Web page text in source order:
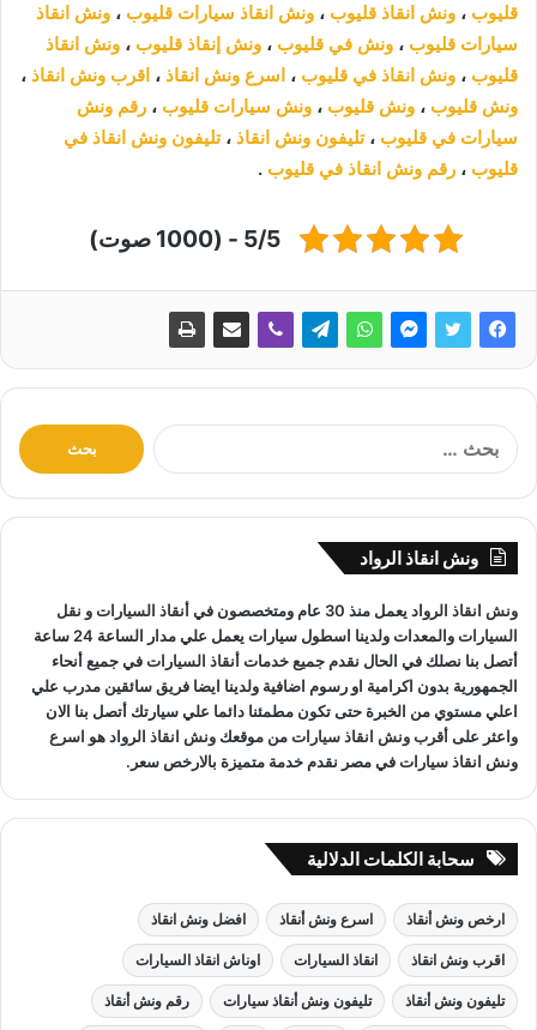
قليوب ، ونش انقاذ قليوب ، ونش انقاذ سيارات قليوب ، ونش انقاذ
سيارات قليوب ، ونش في قليوب ، ونش إنقاذ قليوب ، ونش انقاذ
قليوب ، ونش انقاذ في قليوب ، اسرع ونش انقاذ ، اقرب ونش انقاذ ،
ونش قليوب ، ونش قليوب ، ونش سيارات قليوب ، رقم ونش
سيارات في قليوب ،تليفون ونش انقاذ ،تليفون ونش انقاذ في
قليوب ، رقم ونش انقاذ في قليوب .
5/5 - (1000 صوت)
:
ونش انقاذ الرواد
ونش انقاذ الرواد يعمل منذ 30 عام ومتخصصون في أنقاذ السياراتو نقل
السيارات
والمعدات ولدينا اسطول سيارات يعمل علي مدار الساعة 24 ساعة
أتصل بنا نصلك في الحال نقدم جميع خدماتأنقاذ السياراتفي جميع أنحاء
الجمهورية بدون اكرامية او رسوم اضافية ولدينا ايضا فريق سائقين مدرب علي
اعلي مستوي من الخبرة حتى تكون مطمئنا دائما علي سيارتك أتصل بنا الان
واعثر علىأقرب ونش انقاذ سياراتمن موقعك ونش انقاذ الرواد هو اسرع
ونش انقاذ سياراتفي مصر نقدم خدمة متميزة بالارخص سعر.
سحابة الكلمات الدلالية
ارخص ونش أنقاذ اسرع ونش أنقاذ افضل ونش انقاذ
اقرب ونش انقاذ انقاذ السيارات اوناش انقاذ السيارات
تليفون ونش أنقاذ تليفون ونش أنقاذ سيارات رقم ونش أنقاذ